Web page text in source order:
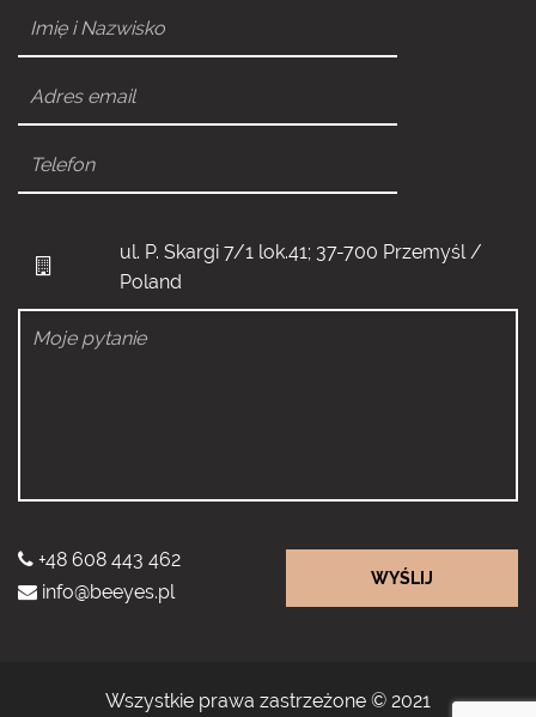
ul. P. Skargi 7/1 lok.41; 37-700 Przemyśl /
Poland
+48 608 443 462
info@beeyes.pl
WYŚLIJ
Wszystkie prawa zastrzeżone © 2021